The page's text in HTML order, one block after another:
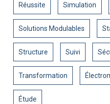
Réussite Simulation
Solutions Modulables
Structure Suivi
Transformation
Étude